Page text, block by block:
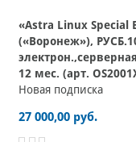
«Astra Linux
(«Воронеж»),
12 мес. (арт.
Новая подписка
27 000,00 руб.